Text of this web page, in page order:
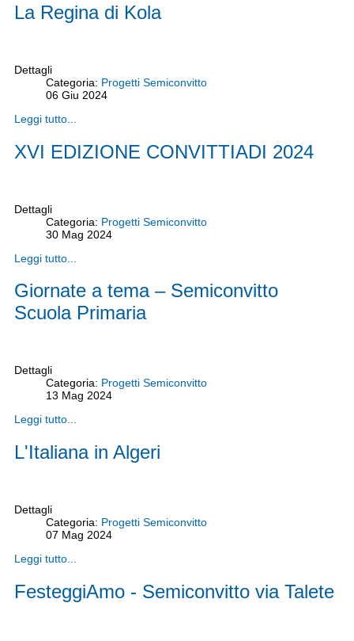
La Regina di Kola
Dettagli
Categoria: Progetti Semiconvitto
06 Giu 2024
Leggi tutto...
XVI EDIZIONE CONVITTIADI 2024
Dettagli
Categoria: Progetti Semiconvitto
30 Mag 2024
Leggi tutto...
Giornate a tema – Semiconvitto
Scuola Primaria
Dettagli
Categoria: Progetti Semiconvitto
13 Mag 2024
Leggi tutto...
L'Italiana in Algeri
Dettagli
Categoria: Progetti Semiconvitto
07 Mag 2024
Leggi tutto...
FesteggiAmo - Semiconvitto via Talete